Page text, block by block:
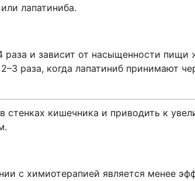
лапатиниба.
раза и зависит от насыщенности
раза, когда лапатиниб принимают
кишечника и приводить к
.
с химиотерапией является менее